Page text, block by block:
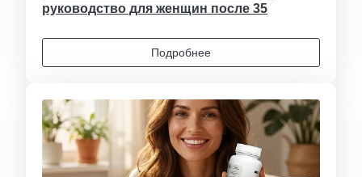
руководство для женщин после 35
Подробнее